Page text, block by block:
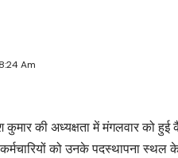
Am
कुमार की अध्यक्षता में मंगलवार को
को उनके पदस्थापना स्थल